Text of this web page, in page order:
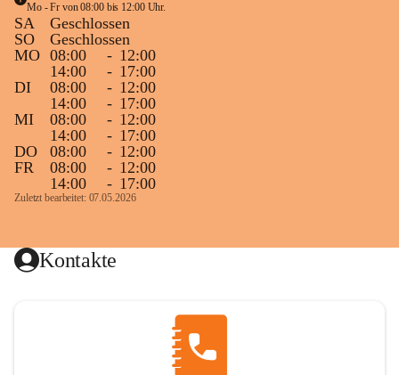
Mo - Fr von 08:00 bis 12:00 Uhr.
SA
Geschlossen
SO
Geschlossen
MO 08:00 - 12:00
14:00
- 17:00
DI
08:00 - 12:00
14:00
- 17:00
MI
08:00 - 12:00
14:00
- 17:00
DO
08:00 - 12:00
FR
08:00 - 12:00
14:00
- 17:00
Zuletzt bearbeitet: 07.05.2026
Kontakte